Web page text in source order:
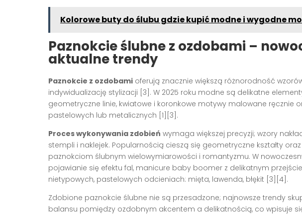
Kolorowe buty do ślubu gdzie kupić modne i wygodne
Paznokcie ślubne z ozdobami –
aktualne trendy
Paznokcie z ozdobami oferują znacznie większą różnorodność
indywidualizację stylizacji [3]. W 2025 roku modne są delikatne
geometryczne linie, kwiatowe i koronkowe motywy malowane ręcznie
pastelowych lub metalicznych [1][3].
Proces wykonywania zdobień wymaga większej precyzji; wzory
stempli i naklejek. Popularnością cieszą się geometryczne kształty
paznokciom ślubnym wielowymiarowości i romantyzmu. W
pojawianie się efektu fal, manicure baby boomer z delikatnym
nietypowych, pastelowych odcieniach: mięta, lawenda, błękit [3][4].
Zdobione paznokcie ślubne nie są przesadzone; najnowsze trendy
balansu pomiędzy ozdobnym akcentem a delikatnością, co wpisuje